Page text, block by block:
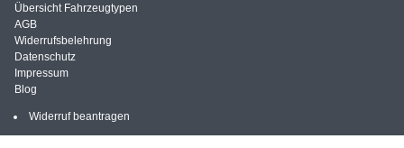
Übersicht Fahrzeugtypen
AGB
Widerrufsbelehrung
Datenschutz
Impressum
Blog
Widerruf beantragen